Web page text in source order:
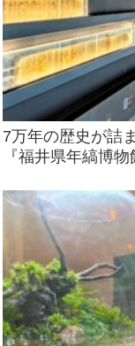
7万年の歴史が詰
『福井県年縞博物